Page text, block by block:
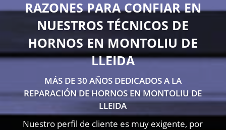
RAZONES PARA CONFIAR EN
NUESTROS TÉCNICOS DE
HORNOS EN MONTOLIU DE
LLEIDA
MÁS DE 30 AÑOS DEDICADOS A LA
REPARACIÓN DE HORNOS EN MONTOLIU DE
LLEIDA
Nuestro perfil de cliente es muy exigente, por